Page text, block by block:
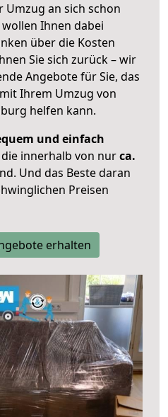
Umzug an sich schon
Ihnen dabei
über die Kosten
Sie sich zurück – wir
Angebote für Sie, das
mit Ihrem Umzug von
helfen kann.
und einfach
die innerhalb von nurca.
Und das Beste daran
Preisen
erhalten